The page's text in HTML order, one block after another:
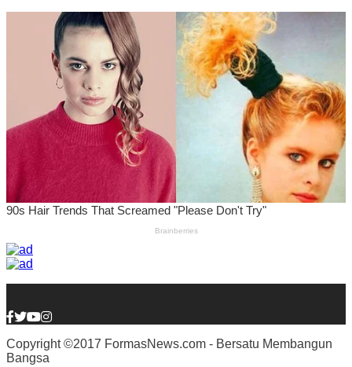
Copyright ©2017 FormasNews.com - Bersatu Membangun
Bangsa